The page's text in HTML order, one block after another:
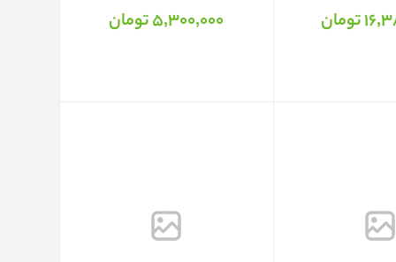
تومان 5٬300٬000 تومان